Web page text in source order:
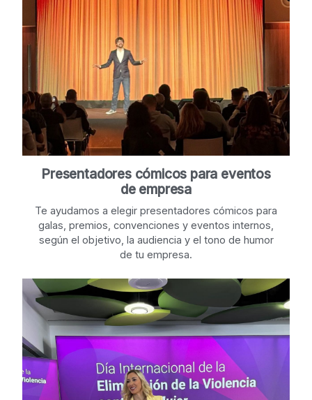
Presentadores cómicos para eventos
de empresa
Te ayudamos a elegir presentadores cómicos para
galas, premios, convenciones y eventos internos,
según el objetivo, la audiencia y el tono de humor
de tu empresa.